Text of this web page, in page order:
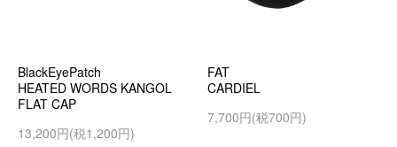
BlackEyePatch
HEATED WORDS KANGOL
FLAT CAP
13,200円(税1,200円)
FAT
CARDIEL
7,700円(税700円)